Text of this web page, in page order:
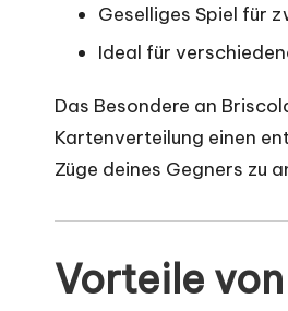
Geselliges Spiel für
Ideal für
Das Besondere an
Kartenverteilung einen
Züge deines Gegners zu
Vorteile